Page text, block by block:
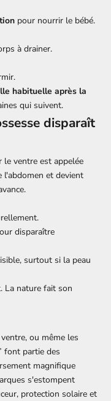
pour nourrir le bébé.
à drainer.
habituelle après la
qui suivent.
disparaît
le ventre est appelée
l'abdomen et devient
disparaître
surtout si la peau
La nature fait son
ou même les
font partie des
magnifique
s'estompent
protection solaire et